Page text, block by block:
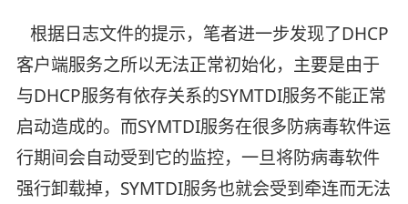
根据日志文件的提示，笔者进一步发现了DHCP
客户端服务之所以无法正常初始化，主要是由于
与DHCP服务有依存关系的SYMTDI服务不能正常
启动造成的。而SYMTDI服务在很多防病毒软件运
行期间会自动受到它的监控，一旦将防病毒软件
强行卸载掉，SYMTDI服务也就会受到牵连而无法